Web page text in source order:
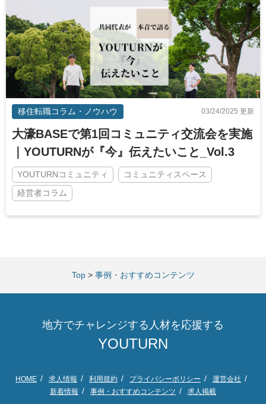
移住転職コラム・ノウハウ 03/24/2025 更新
大濠BASEで第1回コミュニティ交流会を実施
｜YOUTURNが『今』伝えたいこと_Vol.3
YOUTURNコミュニティ
コミュニティスペース
経営者コラム
Top > 事例・おすすめコンテンツ
地方でチャレンジする人材を応援する
YOUTURN
HOME 求人情報 利用規約 プライバシーポリシー
運営会社
新着情報
事例・おすすめコンテンツ 求人掲載